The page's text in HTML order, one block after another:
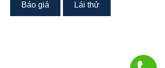
Báo giá Lái thử